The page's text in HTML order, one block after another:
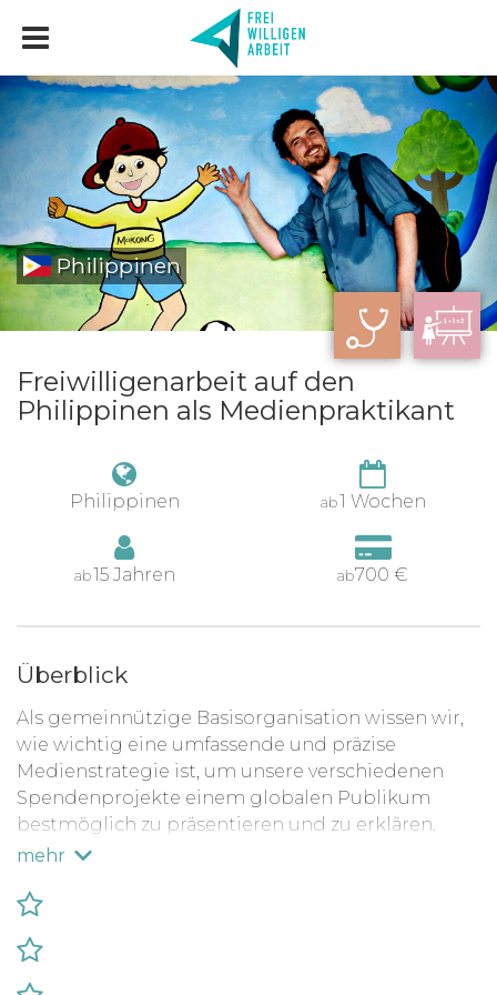
Philippinen
Freiwilligenarbeit auf den
Philippinen als Medienpraktikant
Philippinen ab1 Wochen
ab15 Jahren ab700 €
Überblick
Als gemeinnützige Basisorganisation wissen wir,
wie wichtig eine umfassende und präzise
Medienstrategie ist, um unsere verschiedenen
Spendenprojekte einem globalen Publikum
bestmöglich zu präsentieren und zu erklären.
Leider haben wir nicht die Kapazitäten, um
einzustellen, sodass wir auf internationale
Freiwillige zurückgreifen müssen, um diese
Arbeit zu unterstützen.
mehr